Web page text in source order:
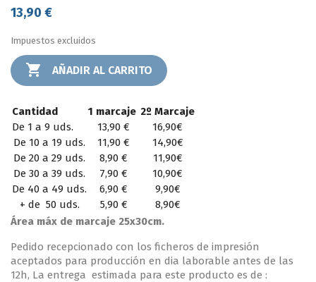
13,90 €
Impuestos excluidos
 AÑADIR AL CARRITO
Cantidad 1 marcaje 2º Marcaje
De 1 a 9 uds.
13,90 €
16,90€
De 10 a 19 uds.
11,90 €
14,90€
De 20 a 29 uds.
8,90 €
11,90€
De 30 a 39 uds.
7,90 €
10,90€
De 40 a 49 uds.
6,90 €
9,90€
+ de 50 uds.
5,90 €
8,90€
Área máx de marcaje 25x30cm.
Pedido recepcionado con los ficheros de impresión
aceptados para producción en dia laborable antes de las
12h, La entrega estimada para este producto es de :